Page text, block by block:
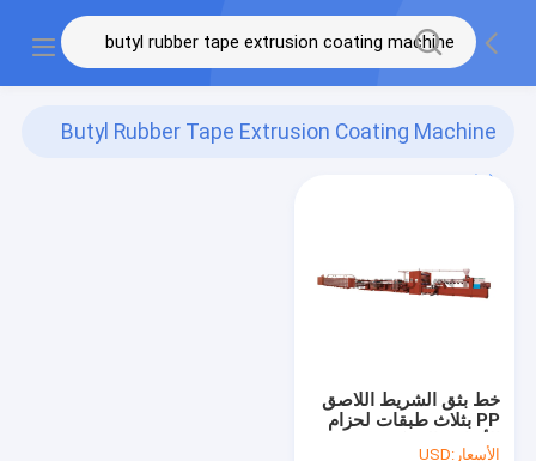
Butyl Rubber Tape Extrusion Coating Machine
(1)
خط بثق الشريط اللاصق
PP بثلاث طبقات لحزام
الأكياس الشبكية 800 مم
الأسعار:USD